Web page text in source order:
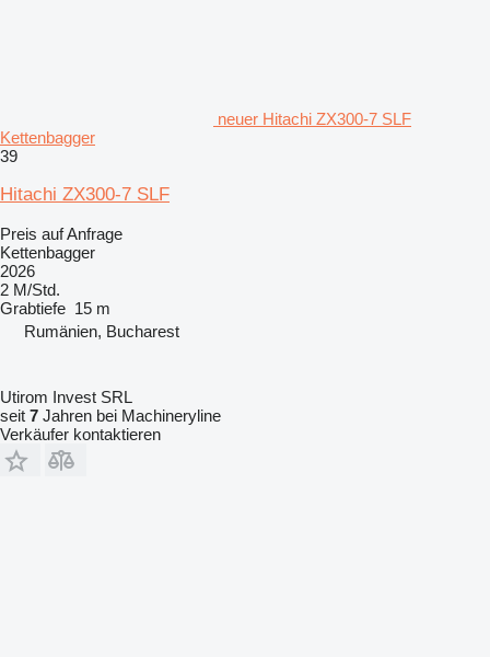
neuer Hitachi ZX300-7 SLF
Kettenbagger
39
Hitachi ZX300-7 SLF
Preis auf Anfrage
Kettenbagger
2026
2 M/Std.
Grabtiefe 15 m
Rumänien, Bucharest
Utirom Invest SRL
seit 7 Jahren bei Machineryline
Verkäufer kontaktieren